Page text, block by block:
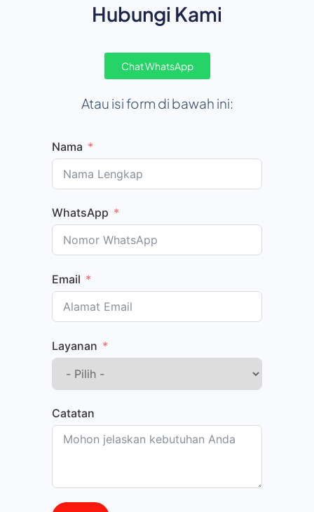
Hubungi Kami
Chat WhatsApp
Atau isi form di bawah ini:
Nama
WhatsApp
Email
Layanan
Catatan